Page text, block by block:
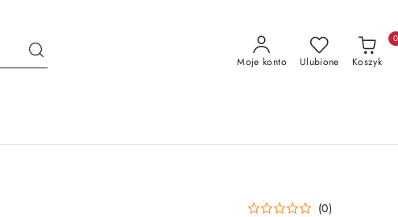
Moje konto Ulubione Koszyk
0
(0)